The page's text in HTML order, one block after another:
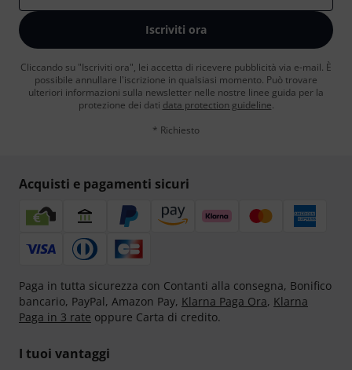
Iscriviti ora
Cliccando su "Iscriviti ora", lei accetta di ricevere pubblicità via e-mail. È
possibile annullare l'iscrizione in qualsiasi momento. Può trovare
ulteriori informazioni sulla newsletter nelle nostre linee guida per la
protezione dei dati data protection guideline.
* Richiesto
Acquisti e pagamenti sicuri
Paga in tutta sicurezza con Contanti alla consegna, Bonifico
bancario, PayPal, Amazon Pay, Klarna Paga Ora, Klarna
Paga in 3 rate oppure Carta di credito.
I tuoi vantaggi